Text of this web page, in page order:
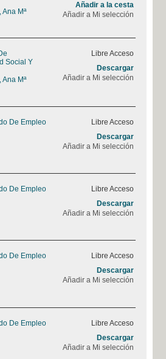
Ana Mª
Añadir a la cesta
Añadir a Mi selección
Social Y
Ana Mª
Libre Acceso
Descargar
Añadir a Mi selección
De Empleo
Libre Acceso
Descargar
Añadir a Mi selección
De Empleo
Libre Acceso
Descargar
Añadir a Mi selección
De Empleo
Libre Acceso
Descargar
Añadir a Mi selección
De Empleo
Libre Acceso
Descargar
Añadir a Mi selección